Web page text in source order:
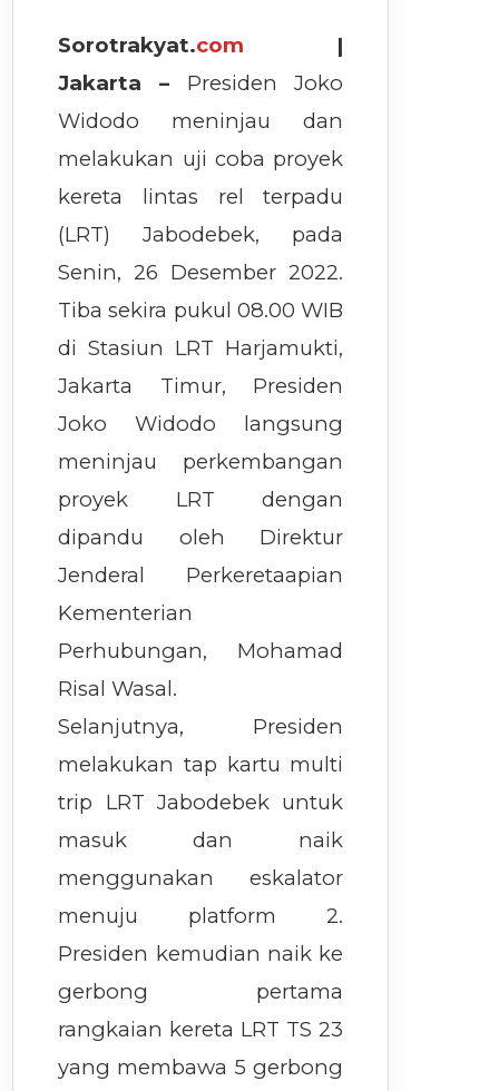
Sorotrakyat.com |
Jakarta – Presiden Joko
Widodo meninjau dan
melakukan uji coba proyek
kereta lintas rel terpadu
(LRT) Jabodebek, pada
Senin, 26 Desember 2022.
Tiba sekira pukul 08.00 WIB
di Stasiun LRT Harjamukti,
Jakarta Timur, Presiden
Joko Widodo langsung
meninjau perkembangan
proyek LRT dengan
dipandu oleh Direktur
Jenderal Perkeretaapian
Kementerian
Perhubungan, Mohamad
Risal Wasal.
Selanjutnya, Presiden
melakukan tap kartu multi
trip LRT Jabodebek untuk
masuk dan naik
menggunakan eskalator
menuju platform 2.
Presiden kemudian naik ke
gerbong pertama
rangkaian kereta LRT TS 23
yang membawa 5 gerbong